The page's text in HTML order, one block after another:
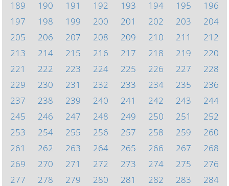
189
190 191 192 193 194 195
196
197
198 199 200 201 202 203
204
205
206 207 208 209 210 211
212
213
214 215 216 217 218 219
220
221
222 223 224 225 226 227
228
229
230 231 232 233 234 235
236
237
238 239 240 241 242 243
244
245
246 247 248 249 250 251
252
253
254 255 256 257 258 259
260
261
262 263 264 265 266 267
268
269
270 271 272 273 274 275
276
277
278 279 280 281 282 283
284